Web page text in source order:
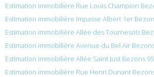
Estimation immobilière Rue Louis Champion
Estimation immobilière Impasse Albert 1er
Estimation immobilière Allée des Tournesols
Estimation immobilière Avenue du Bel Air
Estimation immobilière Allée Saint Just Bezons
Estimation immobilière Rue Henri Dunant